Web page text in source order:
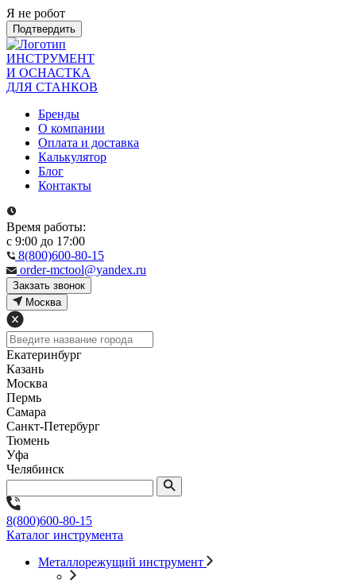
Я не робот
Подтвердить
ИНСТРУМЕНТ
И ОСНАСТКА
ДЛЯ СТАНКОВ
Бренды
О компании
Оплата и доставка
Калькулятор
Блог
Контакты
Время работы:
с 9:00 до 17:00
8(800)600-80-15
order-mctool@yandex.ru
Закзать звонок
Москва
Екатеринбург
Казань
Москва
Пермь
Самара
Санкт-Петербург
Тюмень
Уфа
Челябинск
8(800)600-80-15
Каталог инструмента
Металлорежущий инструмент